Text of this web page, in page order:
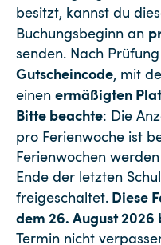
besitzt, kannst du
Buchungsbeginn an
senden. Nach
Gutscheincode, mit
einen ermäßigten
Bitte beachte: Die
pro Ferienwoche ist
Ferienwochen
Ende der letzten
freigeschaltet. Diese
dem 26. August 2026
Termin nicht